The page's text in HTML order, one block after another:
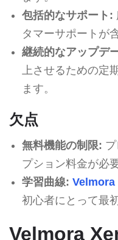
包括的なサポート:
タマーサポートが
継続的なアップデ
上させるための定
ます。
欠点
無料機能の制限:
プション料金が必
学習曲線:
初心者にとって最
Velmora